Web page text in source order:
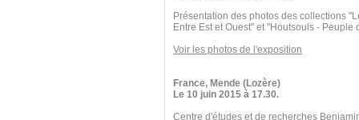
Présentation des photos des collections
Entre Est et Ouest" et "Houtsouls - Peuple
Voir les photos de l'exposition
France, Mende (Lozère)
Le 10 juin 2015 à 17.30.
Centre d'études et de recherches